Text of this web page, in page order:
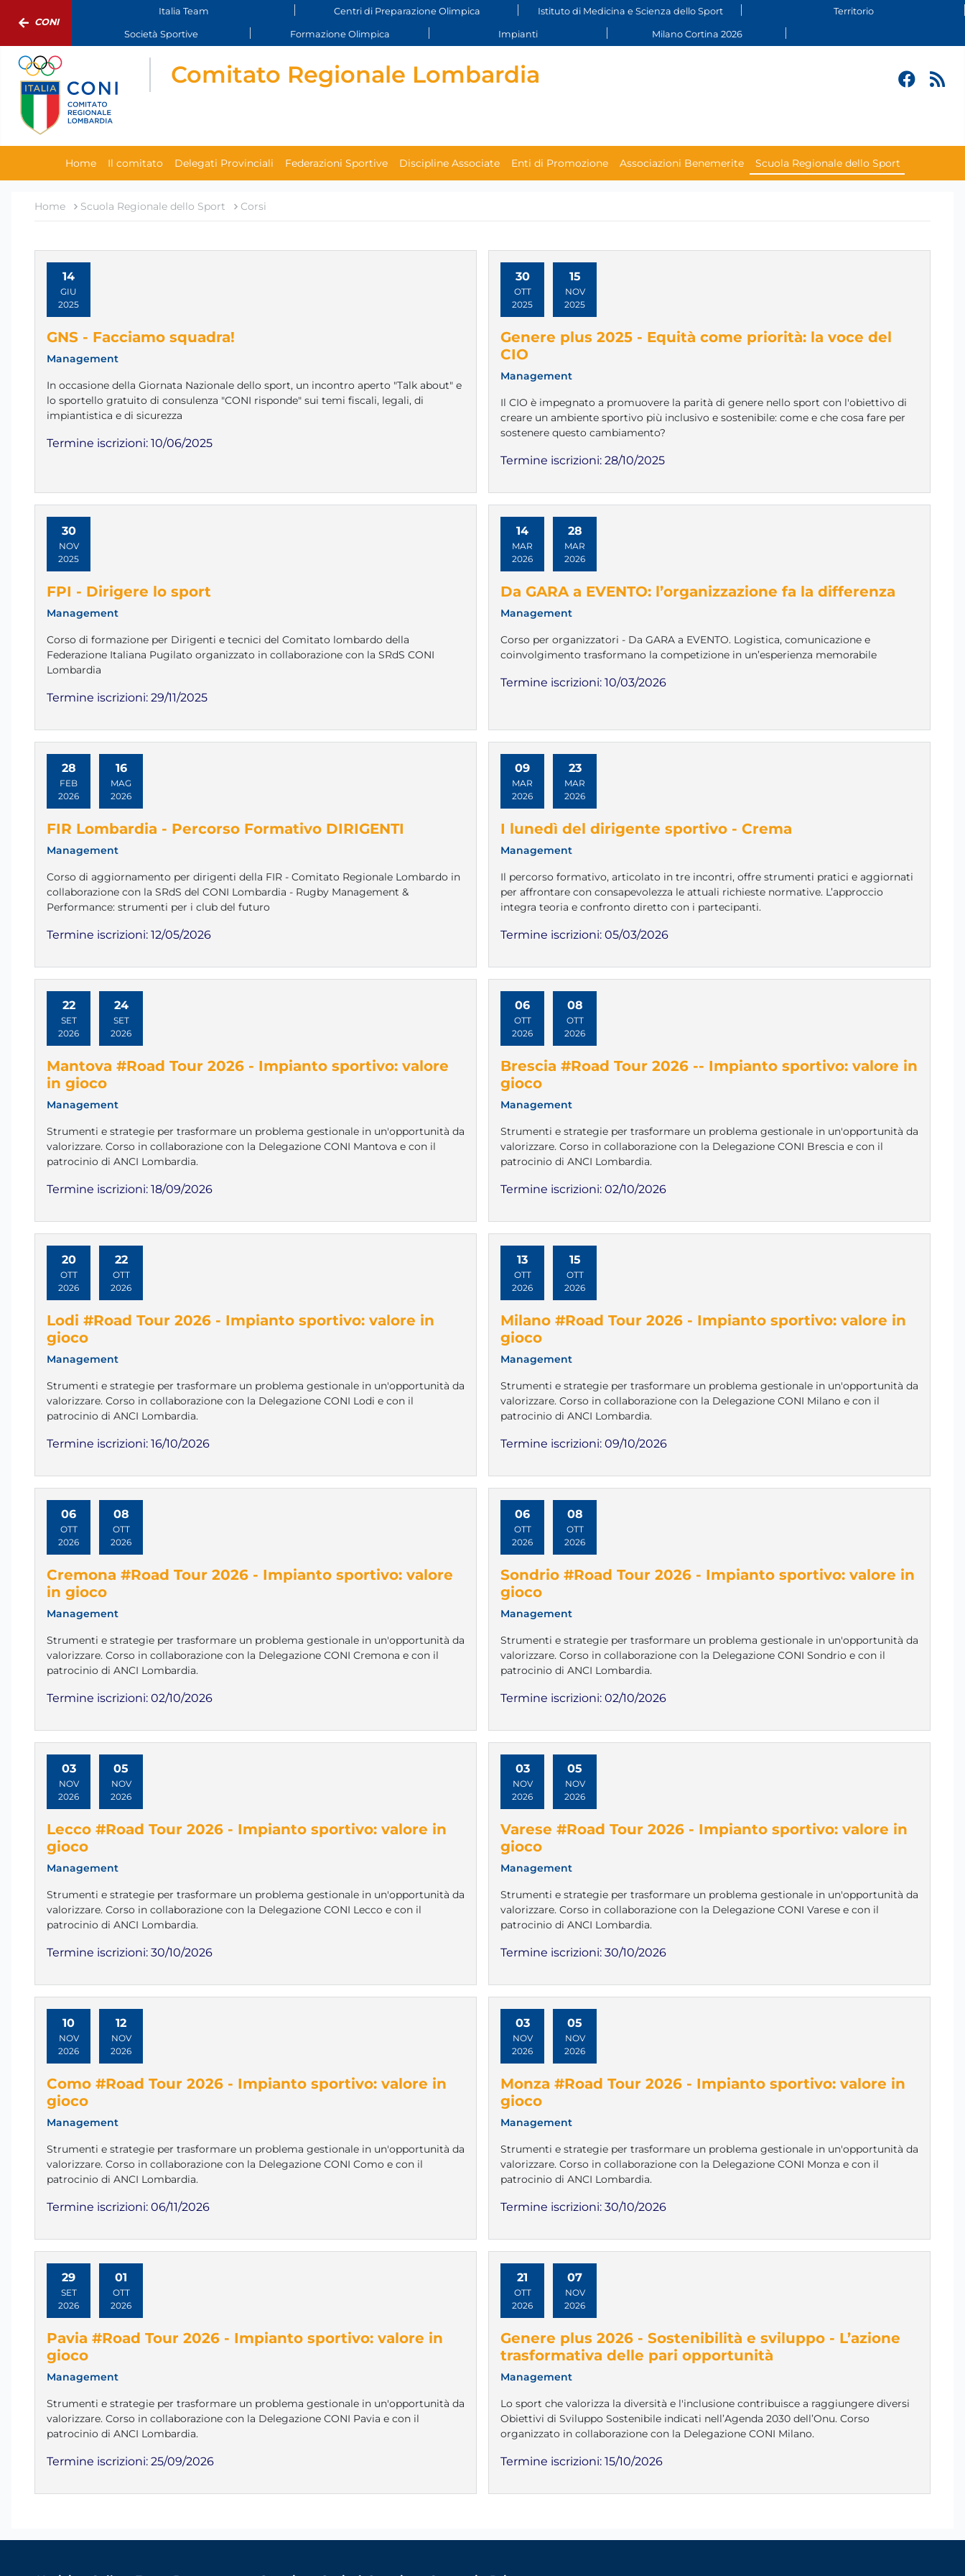
CONI
Italia Team Centri di Preparazione Olimpica Istituto di Medicina e Scienza dello Sport Territorio
Società Sportive Formazione Olimpica Impianti Milano Cortina 2026
Comitato Regionale Lombardia
Home Il comitato Delegati Provinciali Federazioni Sportive Discipline Associate Enti di Promozione Associazioni Benemerite Scuola Regionale dello Sport
Home Scuola Regionale dello Sport Corsi
14
GIU
2025
GNS - Facciamo squadra!
Management
In occasione della Giornata Nazionale dello sport, un incontro aperto "Talk about" e
lo sportello gratuito di consulenza "CONI risponde" sui temi fiscali, legali, di
impiantistica e di sicurezza
Termine iscrizioni: 10/06/2025
30
OTT
2025
15
NOV
2025
Genere plus 2025 - Equità come priorità: la voce del
CIO
Management
Il CIO è impegnato a promuovere la parità di genere nello sport con l'obiettivo di
creare un ambiente sportivo più inclusivo e sostenibile: come e che cosa fare per
sostenere questo cambiamento?
Termine iscrizioni: 28/10/2025
30
NOV
2025
FPI - Dirigere lo sport
Management
Corso di formazione per Dirigenti e tecnici del Comitato lombardo della
Federazione Italiana Pugilato organizzato in collaborazione con la SRdS CONI
Lombardia
Termine iscrizioni: 29/11/2025
14
MAR
2026
28
MAR
2026
Da GARA a EVENTO: l’organizzazione fa la differenza
Management
Corso per organizzatori - Da GARA a EVENTO. Logistica, comunicazione e
coinvolgimento trasformano la competizione in un’esperienza memorabile
Termine iscrizioni: 10/03/2026
28
FEB
2026
16
MAG
2026
FIR Lombardia - Percorso Formativo DIRIGENTI
Management
Corso di aggiornamento per dirigenti della FIR - Comitato Regionale Lombardo in
collaborazione con la SRdS del CONI Lombardia - Rugby Management &
Performance: strumenti per i club del futuro
Termine iscrizioni: 12/05/2026
09
MAR
2026
23
MAR
2026
I lunedì del dirigente sportivo - Crema
Management
Il percorso formativo, articolato in tre incontri, offre strumenti pratici e aggiornati
per affrontare con consapevolezza le attuali richieste normative. L’approccio
integra teoria e confronto diretto con i partecipanti.
Termine iscrizioni: 05/03/2026
22
SET
2026
24
SET
2026
Mantova #Road Tour 2026 - Impianto sportivo: valore
in gioco
Management
Strumenti e strategie per trasformare un problema gestionale in un'opportunità da
valorizzare. Corso in collaborazione con la Delegazione CONI Mantova e con il
patrocinio di ANCI Lombardia.
Termine iscrizioni: 18/09/2026
06
OTT
2026
08
OTT
2026
Brescia #Road Tour 2026 -- Impianto sportivo: valore in
gioco
Management
Strumenti e strategie per trasformare un problema gestionale in un'opportunità da
valorizzare. Corso in collaborazione con la Delegazione CONI Brescia e con il
patrocinio di ANCI Lombardia.
Termine iscrizioni: 02/10/2026
20
OTT
2026
22
OTT
2026
Lodi #Road Tour 2026 - Impianto sportivo: valore in
gioco
Management
Strumenti e strategie per trasformare un problema gestionale in un'opportunità da
valorizzare. Corso in collaborazione con la Delegazione CONI Lodi e con il
patrocinio di ANCI Lombardia.
Termine iscrizioni: 16/10/2026
13
OTT
2026
15
OTT
2026
Milano #Road Tour 2026 - Impianto sportivo: valore in
gioco
Management
Strumenti e strategie per trasformare un problema gestionale in un'opportunità da
valorizzare. Corso in collaborazione con la Delegazione CONI Milano e con il
patrocinio di ANCI Lombardia.
Termine iscrizioni: 09/10/2026
06
OTT
2026
08
OTT
2026
Cremona #Road Tour 2026 - Impianto sportivo: valore
in gioco
Management
Strumenti e strategie per trasformare un problema gestionale in un'opportunità da
valorizzare. Corso in collaborazione con la Delegazione CONI Cremona e con il
patrocinio di ANCI Lombardia.
Termine iscrizioni: 02/10/2026
06
OTT
2026
08
OTT
2026
Sondrio #Road Tour 2026 - Impianto sportivo: valore in
gioco
Management
Strumenti e strategie per trasformare un problema gestionale in un'opportunità da
valorizzare. Corso in collaborazione con la Delegazione CONI Sondrio e con il
patrocinio di ANCI Lombardia.
Termine iscrizioni: 02/10/2026
03
NOV
2026
05
NOV
2026
Lecco #Road Tour 2026 - Impianto sportivo: valore in
gioco
Management
Strumenti e strategie per trasformare un problema gestionale in un'opportunità da
valorizzare. Corso in collaborazione con la Delegazione CONI Lecco e con il
patrocinio di ANCI Lombardia.
Termine iscrizioni: 30/10/2026
03
NOV
2026
05
NOV
2026
Varese #Road Tour 2026 - Impianto sportivo: valore in
gioco
Management
Strumenti e strategie per trasformare un problema gestionale in un'opportunità da
valorizzare. Corso in collaborazione con la Delegazione CONI Varese e con il
patrocinio di ANCI Lombardia.
Termine iscrizioni: 30/10/2026
10
NOV
2026
12
NOV
2026
Como #Road Tour 2026 - Impianto sportivo: valore in
gioco
Management
Strumenti e strategie per trasformare un problema gestionale in un'opportunità da
valorizzare. Corso in collaborazione con la Delegazione CONI Como e con il
patrocinio di ANCI Lombardia.
Termine iscrizioni: 06/11/2026
03
NOV
2026
05
NOV
2026
Monza #Road Tour 2026 - Impianto sportivo: valore in
gioco
Management
Strumenti e strategie per trasformare un problema gestionale in un'opportunità da
valorizzare. Corso in collaborazione con la Delegazione CONI Monza e con il
patrocinio di ANCI Lombardia.
Termine iscrizioni: 30/10/2026
29
SET
2026
01
OTT
2026
Pavia #Road Tour 2026 - Impianto sportivo: valore in
gioco
Management
Strumenti e strategie per trasformare un problema gestionale in un'opportunità da
valorizzare. Corso in collaborazione con la Delegazione CONI Pavia e con il
patrocinio di ANCI Lombardia.
Termine iscrizioni: 25/09/2026
21
OTT
2026
07
NOV
2026
Genere plus 2026 - Sostenibilità e sviluppo - L’azione
trasformativa delle pari opportunità
Management
Lo sport che valorizza la diversità e l'inclusione contribuisce a raggiungere diversi
Obiettivi di Sviluppo Sostenibile indicati nell’Agenda 2030 dell’Onu. Corso
organizzato in collaborazione con la Delegazione CONI Milano.
Termine iscrizioni: 15/10/2026